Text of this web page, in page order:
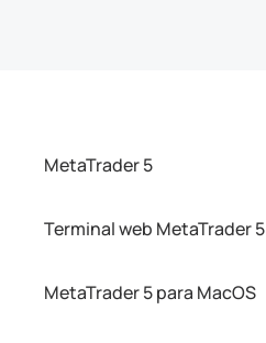
MetaTrader 5
Terminal web MetaTrader 5
MetaTrader 5 para MacOS